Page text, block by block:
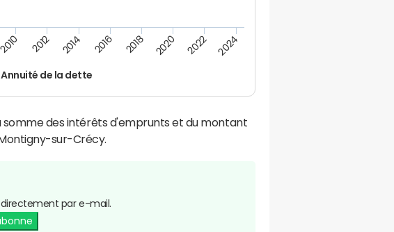
Annuité de la dette
2010 2012 2014 2016 2018 2020 2022 2024
somme des intérêts d'emprunts et du montant
sur-Crécy.
directement par e-mail.